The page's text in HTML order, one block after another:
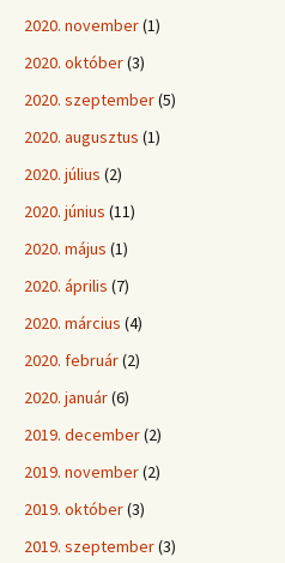
2020. november(1)
2020. október(3)
2020. szeptember(5)
2020. augusztus (1)
2020. július (2)
2020. június (11)
2020. május (1)
2020. április (7)
2020. március (4)
2020. február(2)
2020. január(6)
2019. december(2)
2019. november(2)
2019. október(3)
2019. szeptember(3)